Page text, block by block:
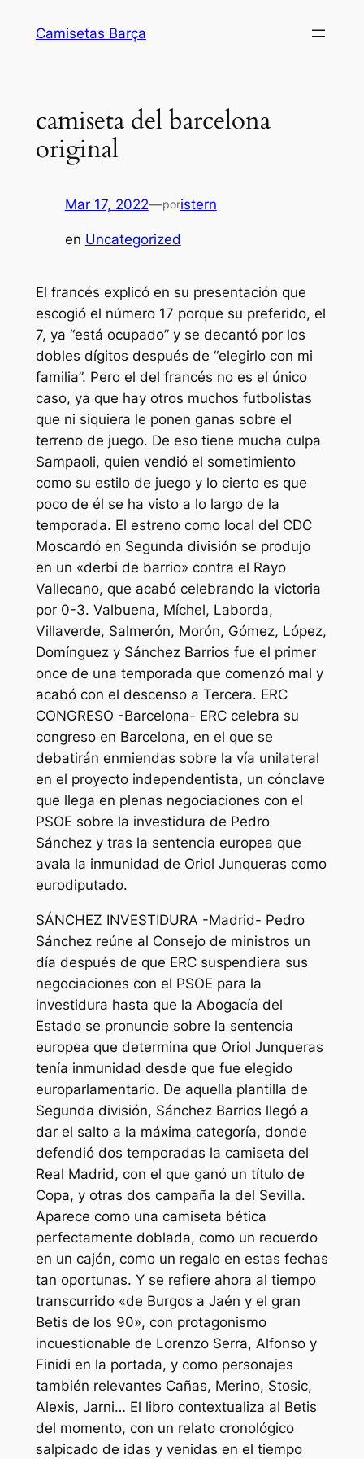
Camisetas Barça
camiseta del barcelona
original
Mar 17, 2022—poristern
en Uncategorized
El francés explicó en su presentación que
escogió el número 17 porque su preferido, el
7, ya “está ocupado” y se decantó por los
dobles dígitos después de “elegirlo con mi
familia”. Pero el del francés no es el único
caso, ya que hay otros muchos futbolistas
que ni siquiera le ponen ganas sobre el
terreno de juego. De eso tiene mucha culpa
Sampaoli, quien vendió el sometimiento
como su estilo de juego y lo cierto es que
poco de él se ha visto a lo largo de la
temporada. El estreno como local del CDC
Moscardó en Segunda división se produjo
en un «derbi de barrio» contra el Rayo
Vallecano, que acabó celebrando la victoria
por 0-3. Valbuena, Míchel, Laborda,
Villaverde, Salmerón, Morón, Gómez, López,
Domínguez y Sánchez Barrios fue el primer
once de una temporada que comenzó mal y
acabó con el descenso a Tercera. ERC
CONGRESO -Barcelona- ERC celebra su
congreso en Barcelona, en el que se
debatirán enmiendas sobre la vía unilateral
en el proyecto independentista, un cónclave
que llega en plenas negociaciones con el
PSOE sobre la investidura de Pedro
Sánchez y tras la sentencia europea que
avala la inmunidad de Oriol Junqueras como
eurodiputado.
SÁNCHEZ INVESTIDURA -Madrid- Pedro
Sánchez reúne al Consejo de ministros un
día después de que ERC suspendiera sus
negociaciones con el PSOE para la
investidura hasta que la Abogacía del
Estado se pronuncie sobre la sentencia
europea que determina que Oriol Junqueras
tenía inmunidad desde que fue elegido
europarlamentario. De aquella plantilla de
Segunda división, Sánchez Barrios llegó a
dar el salto a la máxima categoría, donde
defendió dos temporadas la camiseta del
Real Madrid, con el que ganó un título de
Copa, y otras dos campaña la del Sevilla.
Aparece como una camiseta bética
perfectamente doblada, como un recuerdo
en un cajón, como un regalo en estas fechas
tan oportunas. Y se refiere ahora al tiempo
transcurrido «de Burgos a Jaén y el gran
Betis de los 90», con protagonismo
incuestionable de Lorenzo Serra, Alfonso y
Finidi en la portada, y como personajes
también relevantes Cañas, Merino, Stosic,
Alexis, Jarni… El libro contextualiza al Betis
del momento, con un relato cronológico
salpicado de idas y venidas en el tiempo